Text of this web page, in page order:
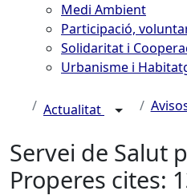
Medi Ambient
Participació,
Solidaritat i
Urbanisme i
Actualitat
Servei de Salut
Properes cites: